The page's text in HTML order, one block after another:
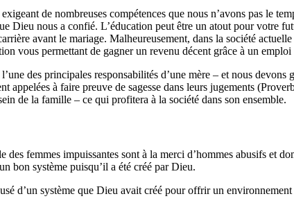
de nombreuses compétences que nous n’avons pas le
Dieu nous a confié. L’éducation peut être un atout pour votre
avant le mariage. Malheureusement, dans la société
vous permettant de gagner un revenu décent grâce à un emploi
des principales responsabilités d’une mère – et nous devons
à faire preuve de sagesse dans leurs jugements
de la famille – ce qui profitera à la société dans son ensemble.
femmes impuissantes sont à la merci d’hommes abusifs et
bon système puisqu’il a été créé par Dieu.
d’un système que Dieu avait créé pour offrir un